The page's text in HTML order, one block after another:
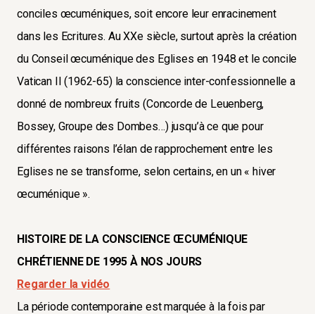
conciles œcuméniques, soit encore leur enracinement
dans les Ecritures. Au XXe siècle, surtout après la création
du Conseil œcuménique des Eglises en 1948 et le concile
Vatican II (1962-65) la conscience inter-confessionnelle a
donné de nombreux fruits (Concorde de Leuenberg,
Bossey, Groupe des Dombes…) jusqu’à ce que pour
différentes raisons l’élan de rapprochement entre les
Eglises ne se transforme, selon certains, en un « hiver
œcuménique ».
HISTOIRE DE LA CONSCIENCE ŒCUMÉNIQUE
CHRÉTIENNE DE 1995 À NOS JOURS
Regarder la vidéo
La période contemporaine est marquée à la fois par